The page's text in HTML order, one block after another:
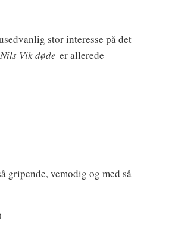
stor interesse på det
Vik døde er allerede
gripende, vemodig og med så